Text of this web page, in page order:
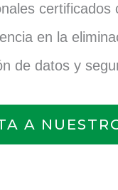
en la
de datos y
A